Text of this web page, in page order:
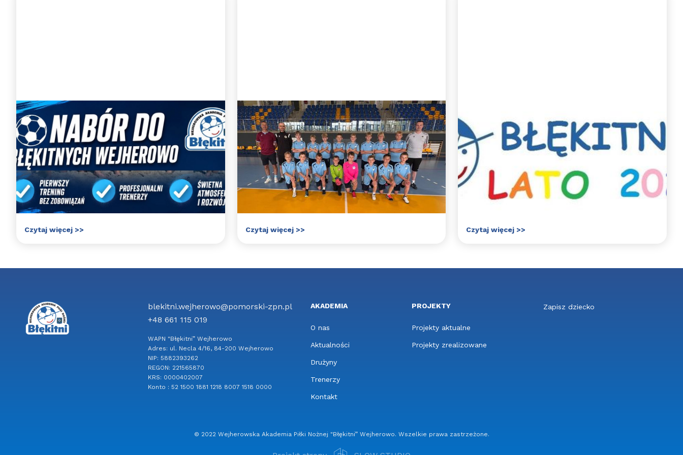
Nabory uzupełniające do WAPN
Błękitni Wejherowo
Zapraszamy do gry w WAPN Błękitni Wejherowo
Czytaj więcej >>
Błękitny obóz indywidualny -
lato 2026
Zapraszamy zaczarowanych piłką nożną
zawodników i zawodniczki do udziału w
błękitnym obozie indywidualnym, podczas
którego pod opieką doświadczonych trenerów
będzie można w małych grupach doskonalić
swoje umiejętności piłkarskie.
Czytaj więcej >>
Błękitnymi - lato 2026
Zapraszamy na sportowe półkolonie z
Błękitnymi. Jak co roku szykujemy dla
uczestników mnóstwo aktywności sportowych
pod opieką wykwalifikowanych trenerów, a także
wspólne wycieczki integracyjne.
Czytaj więcej >>
blekitni.wejherowo@pomorski-zpn.pl
+48 661 115 019
WAPN "Błękitni” Wejherowo
Adres: ul. Necla 4/16, 84-200 Wejherowo
NIP: 5882393262
REGON: 221565870
KRS: 0000402007
Konto : 52 1500 1881 1218 8007 1518 0000
AKADEMIA
O nas
Aktualności
Drużyny
Trenerzy
Kontakt
PROJEKTY
Projekty aktualne
Projekty zrealizowane
Zapisz dziecko
© 2022 Wejherowska Akademia Piłki Nożnej "Błękitni” Wejherowo. Wszelkie prawa zastrzeżone.